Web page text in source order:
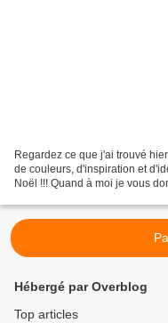
Regardez ce que j'ai trouvé
de couleurs, d'inspiration et
Noël !!! Quand à moi je vous
Hébergé par Overblog
Top articles